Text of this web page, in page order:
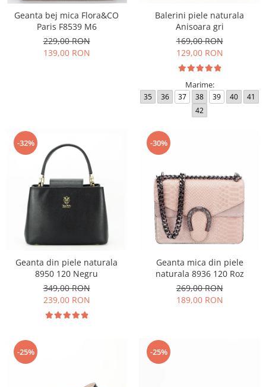
Geanta bej mica Flora&CO
Paris F8539 M6
229,00 RON
139,00 RON
Balerini piele naturala
Anisoara gri
169,00 RON
129,00 RON
Marime:
35 36 37 38 39 40
41
42
-32%
Geanta din piele naturala
8950 120 Negru
349,00 RON
239,00 RON
-30%
Geanta mica din piele
naturala 8936 120 Roz
269,00 RON
189,00 RON
-25% -25%